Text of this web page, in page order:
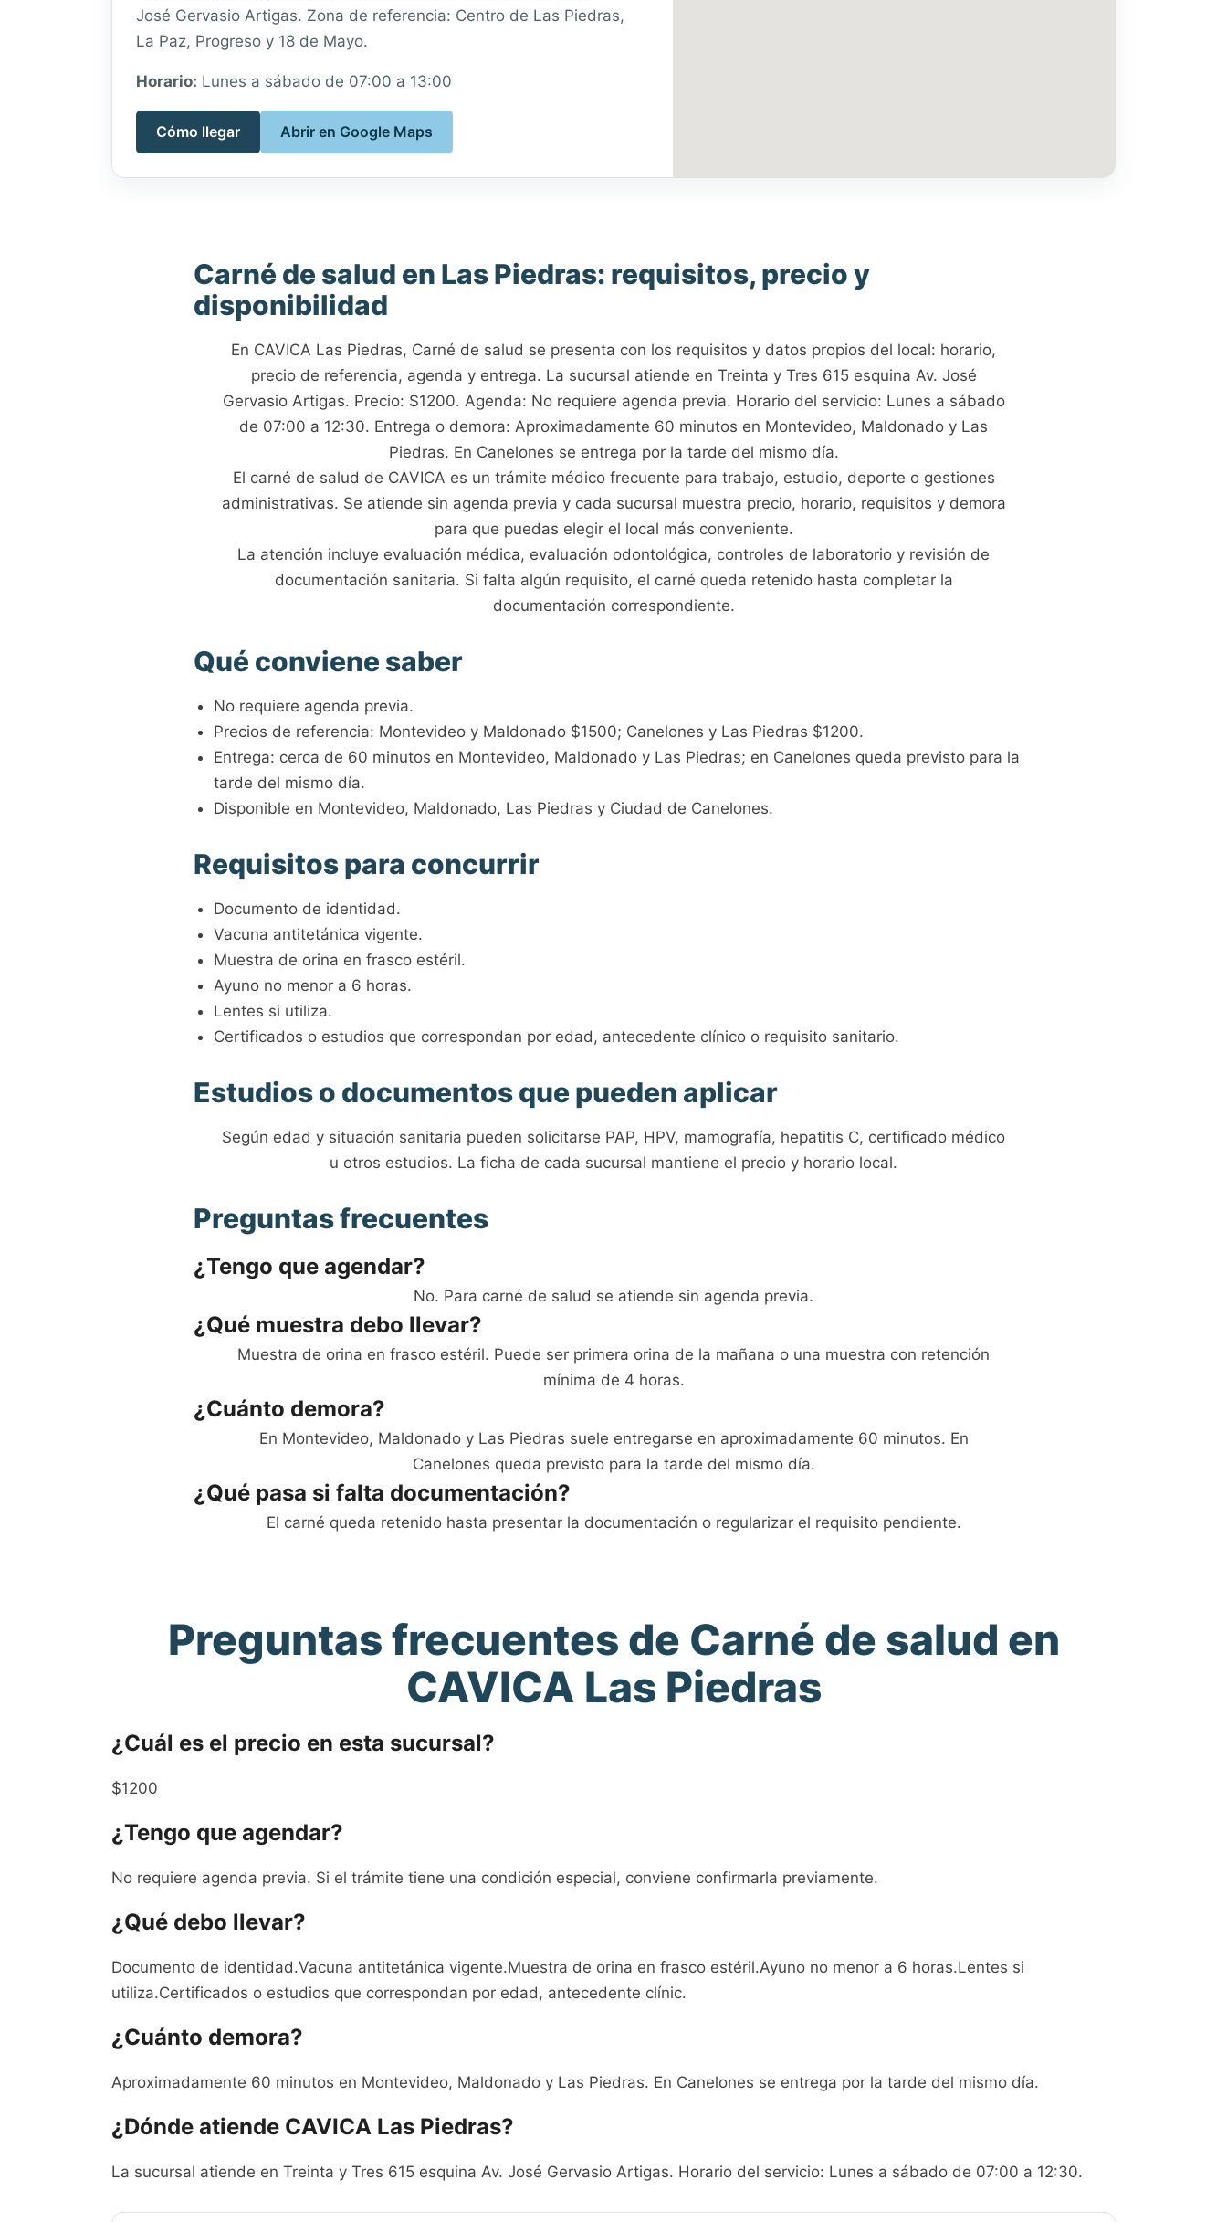
José Gervasio Artigas. Zona de referencia: Centro de Las Piedras,
La Paz, Progreso y 18 de Mayo.
Horario: Lunes a sábado de 07:00 a 13:00
Cómo llegar Abrir en Google Maps
Carné de salud en Las Piedras: requisitos, precio y
disponibilidad
En CAVICA Las Piedras, Carné de salud se presenta con los requisitos y datos propios del local: horario,
precio de referencia, agenda y entrega. La sucursal atiende en Treinta y Tres 615 esquina Av. José
Gervasio Artigas. Precio: $1200. Agenda: No requiere agenda previa. Horario del servicio: Lunes a sábado
de 07:00 a 12:30. Entrega o demora: Aproximadamente 60 minutos en Montevideo, Maldonado y Las
Piedras. En Canelones se entrega por la tarde del mismo día.
El carné de salud de CAVICA es un trámite médico frecuente para trabajo, estudio, deporte o gestiones
administrativas. Se atiende sin agenda previa y cada sucursal muestra precio, horario, requisitos y demora
para que puedas elegir el local más conveniente.
La atención incluye evaluación médica, evaluación odontológica, controles de laboratorio y revisión de
documentación sanitaria. Si falta algún requisito, el carné queda retenido hasta completar la
documentación correspondiente.
Qué conviene saber
No requiere agenda previa.
Precios de referencia: Montevideo y Maldonado $1500; Canelones y Las Piedras $1200.
Entrega: cerca de 60 minutos en Montevideo, Maldonado y Las Piedras; en Canelones queda previsto para la
tarde del mismo día.
Disponible en Montevideo, Maldonado, Las Piedras y Ciudad de Canelones.
Requisitos para concurrir
Documento de identidad.
Vacuna antitetánica vigente.
Muestra de orina en frasco estéril.
Ayuno no menor a 6 horas.
Lentes si utiliza.
Certificados o estudios que correspondan por edad, antecedente clínico o requisito sanitario.
Estudios o documentos que pueden aplicar
Según edad y situación sanitaria pueden solicitarse PAP, HPV, mamografía, hepatitis C, certificado médico
u otros estudios. La ficha de cada sucursal mantiene el precio y horario local.
Preguntas frecuentes
¿Tengo que agendar?
No. Para carné de salud se atiende sin agenda previa.
¿Qué muestra debo llevar?
Muestra de orina en frasco estéril. Puede ser primera orina de la mañana o una muestra con retención
mínima de 4 horas.
¿Cuánto demora?
En Montevideo, Maldonado y Las Piedras suele entregarse en aproximadamente 60 minutos. En
Canelones queda previsto para la tarde del mismo día.
¿Qué pasa si falta documentación?
El carné queda retenido hasta presentar la documentación o regularizar el requisito pendiente.
Preguntas frecuentes de Carné de salud en
CAVICA Las Piedras
¿Cuál es el precio en esta sucursal?
$1200
¿Tengo que agendar?
No requiere agenda previa. Si el trámite tiene una condición especial, conviene confirmarla previamente.
¿Qué debo llevar?
Documento de identidad.Vacuna antitetánica vigente.Muestra de orina en frasco estéril.Ayuno no menor a 6 horas.Lentes si
utiliza.Certificados o estudios que correspondan por edad, antecedente clínic.
¿Cuánto demora?
Aproximadamente 60 minutos en Montevideo, Maldonado y Las Piedras. En Canelones se entrega por la tarde del mismo día.
¿Dónde atiende CAVICA Las Piedras?
La sucursal atiende en Treinta y Tres 615 esquina Av. José Gervasio Artigas. Horario del servicio: Lunes a sábado de 07:00 a 12:30.